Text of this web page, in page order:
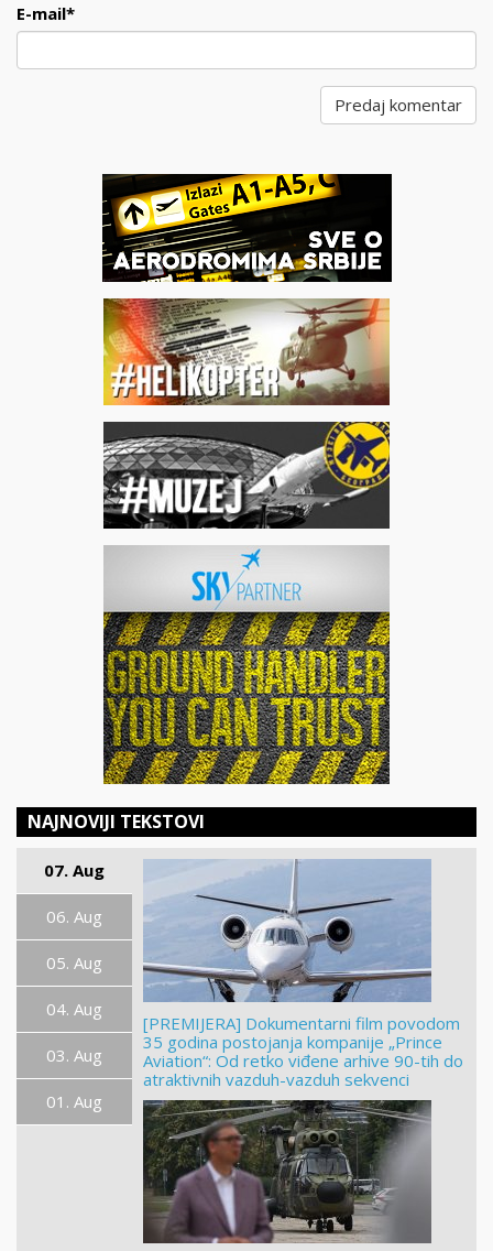
E-mail*
NAJNOVIJI TEKSTOVI
07. Aug
06. Aug
05. Aug
04. Aug
03. Aug
01. Aug
[PREMIJERA] Dokumentarni film povodom
35 godina postojanja kompanije „Prince
Aviation“: Od retko viđene arhive 90-tih do
atraktivnih vazduh-vazduh sekvenci